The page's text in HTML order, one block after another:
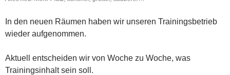
In den neuen Räumen haben wir unseren Trainingsbetrieb
wieder aufgenommen.
Aktuell entscheiden wir von Woche zu Woche, was
Trainingsinhalt sein soll.